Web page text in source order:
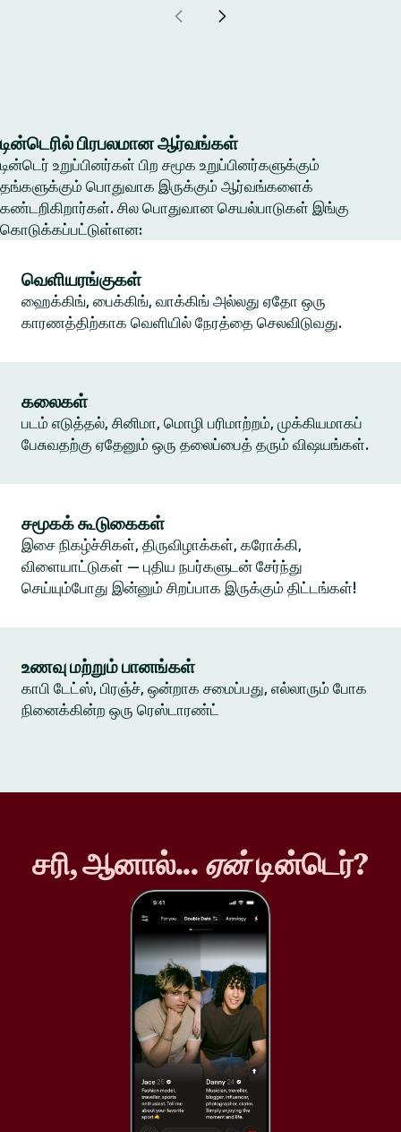
டின்டெரில் பிரபலமான ஆர்வங்கள்
டின்டெர் உறுப்பினர்கள் பிற சமூக உறுப்பினர்களுக்கும்
தங்களுக்கும் பொதுவாக இருக்கும் ஆர்வங்களைக்
கண்டறிகிறார்கள். சில பொதுவான செயல்பாடுகள் இங்கு
கொடுக்கப்பட்டுள்ளன:
வெளியரங்குகள்
ஹைக்கிங், பைக்கிங், வாக்கிங் அல்லது ஏதோ ஒரு
காரணத்திற்காக வெளியில் நேரத்தை செலவிடுவது.
கலைகள்
படம் எடுத்தல், சினிமா, மொழி பரிமாற்றம், முக்கியமாகப்
பேசுவதற்கு ஏதேனும் ஒரு தலைப்பைத் தரும் விஷயங்கள்.
சமூகக் கூடுகைகள்
இசை நிகழ்ச்சிகள், திருவிழாக்கள், கரோக்கி,
விளையாட்டுகள் — புதிய நபர்களுடன் சேர்ந்து
செய்யும்போது இன்னும் சிறப்பாக இருக்கும் திட்டங்கள்!
உணவு மற்றும் பானங்கள்
காபி டேட்ஸ், பிரஞ்ச், ஒன்றாக சமைப்பது, எல்லாரும் போக
நினைக்கின்ற ஒரு ரெஸ்டாரண்ட்
சரி, ஆனால்... ஏன்டின்டெர்?